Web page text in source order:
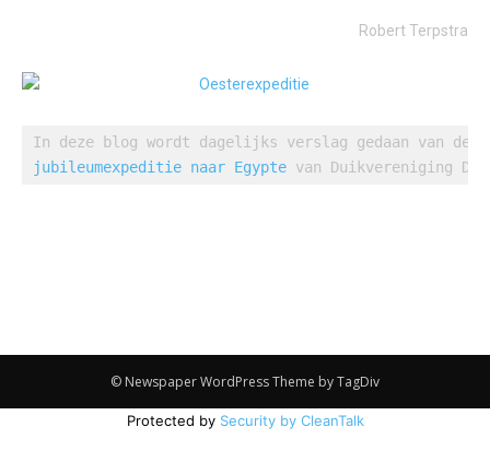
Robert Terpstra
jubileumexpeditie naar Egypte van Duikvereniging De
© Newspaper WordPress Theme by TagDiv
Protected by Security by CleanTalk